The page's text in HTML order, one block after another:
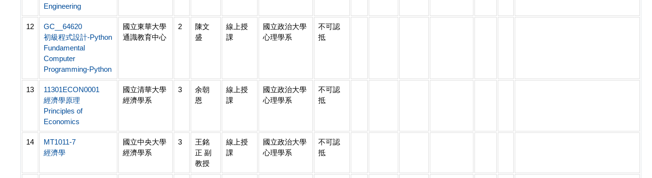
Engineering
12
GC__64620
初級程式設計-Python
Fundamental
Computer
Programming-Python
國立東華大學
通識教育中心
2
陳文
盛
線上授
課
國立政治大學
心理學系
不可認
抵
13
11301ECON0001
經濟學原理
Principles of
Economics
國立清華大學
經濟學系
3
余朝
恩
線上授
課
國立政治大學
心理學系
不可認
抵
14
MT1011-7
經濟學
國立中央大學
經濟學系
3
王銘
正 副
教授
線上授
課
國立政治大學
心理學系
不可認
抵